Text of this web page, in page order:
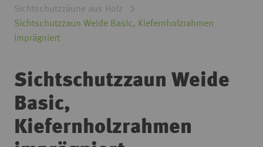
Sichtschutzzäune aus Holz
Sichtschutzzaun Weide Basic, Kiefernholzrahmen
imprägniert
Sichtschutzzaun Weide
Basic,
Kiefernholzrahmen